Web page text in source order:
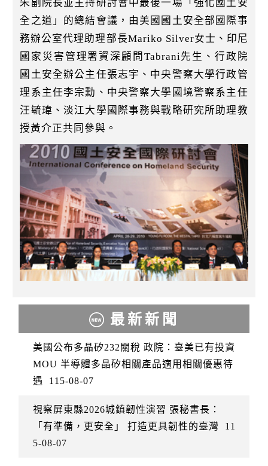
朱副院長並主持研討會中最後一場「強化國土安
全之道」的總結會議，由美國國土安全部國際事
務辦公室代理助理部長Mariko Silver女士、印尼
國家災害管理署資深顧問Tabrani先生、行政院
國土安全辦公主任張志宇、中央警察大學行政管
理系主任李宗勳、中央警察大學國境警察系主任
汪毓瑋、淡江大學國際事務與戰略研究所助理教
授黃介正共同參與。
最新新聞
美國公布多晶矽232關稅 政院：臺美已有投資
MOU 半導體多晶矽相關產品適用相關優惠待
遇
115-08-07
視察屏東縣2026城鎮韌性演習 張秘書長：
「有準備，更安全」 打造更具韌性的臺灣
11
5-08-07